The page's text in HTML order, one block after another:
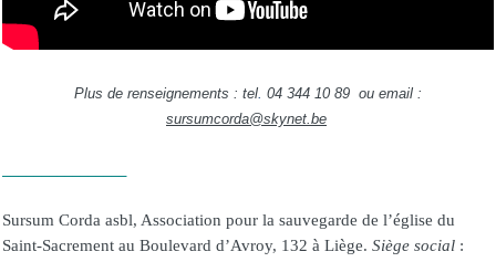
Plus de renseignements : tel 04 344 10 89 ou email :
sursumcorda@skynet.be
Sursum Corda asbl, Association pour la sauvegarde de l’église du
Saint-Sacrement au Boulevard d’Avroy, 132 à Liège. Siège social :